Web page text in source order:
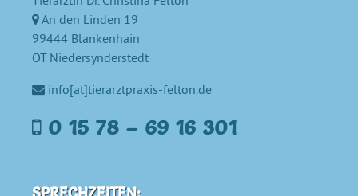
An den Linden 19
99444 Blankenhain
OT Niedersynderstedt
info[at]tierarztpraxis-felton.de
0 15 78 – 69 16 301